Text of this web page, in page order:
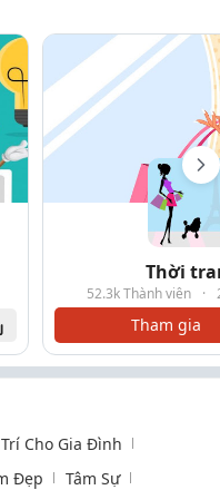
Thời
52.3k Thành viên ·
Tham gia
Cho Gia Đình
Đẹp Tâm Sự